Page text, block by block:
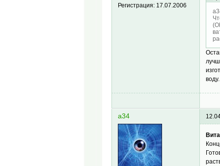
Регистрация: 17.07.2006
воду.
a34